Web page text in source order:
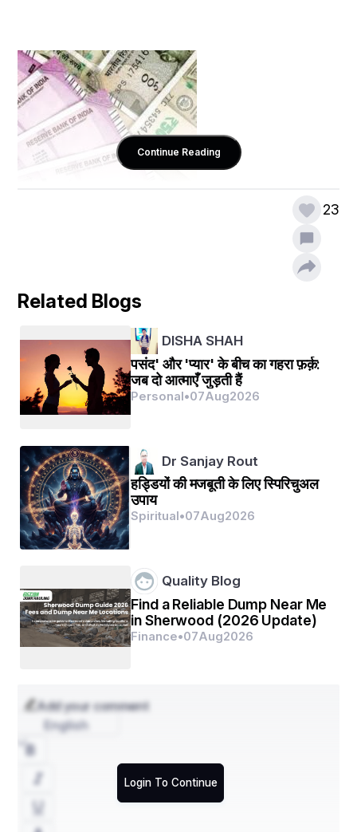
रिलीज नहीं होता है और मेलाटोनिन का काम है शरीर की प्रतिरोधक
क्षमता ओ को मजबूत करना और तो मेलाटोनिन हार्ट अटैक , कैंसर से
बचाता है ,ओर भी कही बीमारीओ से बचाता है ।
का प्रवेश होने लगता है ।
इसीलिए पैसेके पीछे भागने से इंसान कभी भी जो पाना चाहता है, वो
कभी भी पा नहीं सकता है
आज के समय में हर कोई पैसे के पीछे भाग रहा है , उनको सिर्फ
हजारओ की नोकरी में संतुष्ट होना पड़ता है जहा जिंदगी भर के लिए
Continue Reading
23
Related Blogs
DISHA SHAH
पसंद' और 'प्यार' के बीच का गहरा फ़र्क़:
जब दो आत्माएँ जुड़ती हैं
Personal•07Aug2026
Dr Sanjay Rout
हड्डियों की मजबूती के लिए स्पिरिचुअल
उपाय
Spiritual •07Aug2026
Quality Blog
Find a Reliable Dump Near Me
in Sherwood (2026 Update)
Finance•07Aug2026
Add your comment
Login To Continue
English